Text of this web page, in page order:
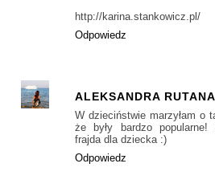
http://karina.stankowicz.pl/
Odpowiedz
ALEKSANDRA RUTANA
W dzieciństwie marzyłam o
że były bardzo popularne!
frajda dla dziecka :)
Odpowiedz